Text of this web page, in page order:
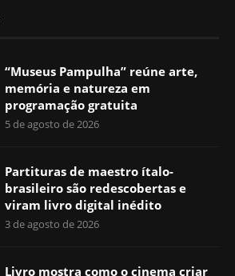
“Museus Pampulha” reúne arte,
memória e natureza em
programação gratuita
5 de agosto de 2026
Partituras de maestro ítalo-
brasileiro são redescobertas e
viram livro digital inédito
3 de agosto de 2026
Livro mostra como o cinema criar